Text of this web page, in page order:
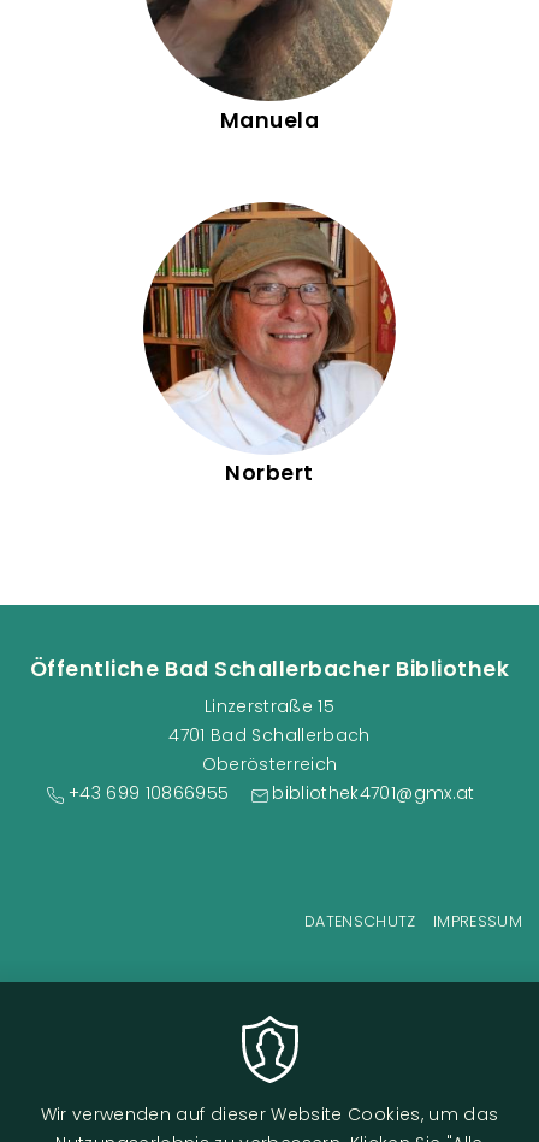
Manuela
Norbert
Öffentliche Bad Schallerbacher Bibliothek
Linzerstraße 15
4701 Bad Schallerbach
Oberösterreich
+43 699 10866955
bibliothek4701@gmx.at
DATENSCHUTZ IMPRESSUM
Wir verwenden auf dieser Website Cookies, um das